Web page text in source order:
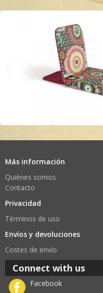
Más información
Quiénes somos
Contacto
Privacidad
Términos de uso
Envíos y devoluciones
Costes de envío
Connect with us
Facebook